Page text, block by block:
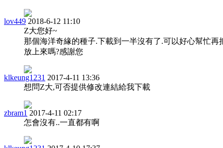
lov449 2018-6-12 11:10
Z大您好~
那個海洋奇緣的種子.下載到一半沒有了.可以好心幫忙再
放上來嗎?感謝您
klkeung1231 2017-4-11 13:36
想問Z大,可否提供修改連結給我下載
zbram1 2017-4-11 02:17
怎會沒有..一直都有啊